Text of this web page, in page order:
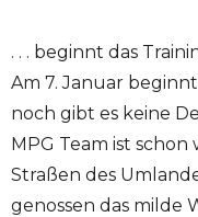
. . . beginnt das
Am 7. Januar
noch gibt es keine
MPG Team ist
Straßen des
genossen das milde